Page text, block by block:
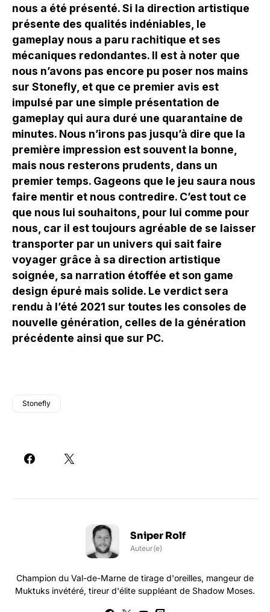
nous a été présenté. Si la direction artistique
présente des qualités indéniables, le
gameplay nous a paru rachitique et ses
mécaniques redondantes. Il est à noter que
nous n’avons pas encore pu poser nos mains
sur Stonefly, et que ce premier avis est
impulsé par une simple présentation de
gameplay qui aura duré une quarantaine de
minutes. Nous n’irons pas jusqu’à dire que la
première impression est souvent la bonne,
mais nous resterons prudents, dans un
premier temps. Gageons que le jeu saura nous
faire mentir et nous contredire. C’est tout ce
que nous lui souhaitons, pour lui comme pour
nous, car il est toujours agréable de se laisser
transporter par un univers qui sait faire
voyager grâce à sa direction artistique
soignée, sa narration étoffée et son game
design épuré mais solide. Le verdict sera
rendu à l’été 2021 sur toutes les consoles de
nouvelle génération, celles de la génération
précédente ainsi que sur PC.
Stonefly
Sniper Rolf
Auteur(e)
Champion du Val-de-Marne de tirage d'oreilles, mangeur de
Muktuks invétéré, tireur d'élite suppléant de Shadow Moses.